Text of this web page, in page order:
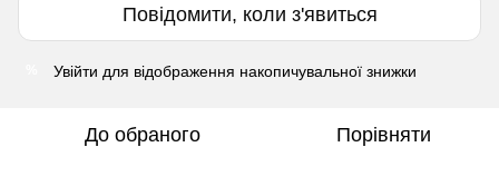
Повідомити, коли з'явиться
Увійти для відображення накопичувальної знижки
До обраного Порівняти